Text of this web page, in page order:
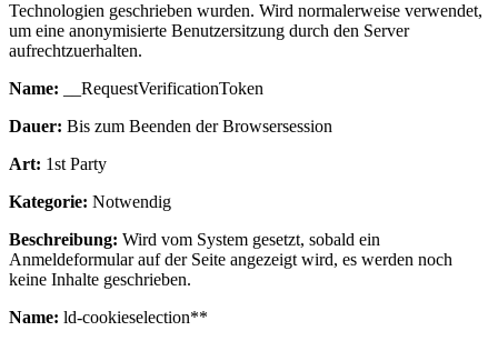
Technologien geschrieben wurden. Wird normalerweise verwendet,
um eine anonymisierte Benutzersitzung durch den Server
aufrechtzuerhalten.
Name: __RequestVerificationToken
Dauer: Bis zum Beenden der Browsersession
Art: 1st Party
Kategorie: Notwendig
Beschreibung: Wird vom System gesetzt, sobald ein
Anmeldeformular auf der Seite angezeigt wird, es werden noch
keine Inhalte geschrieben.
Name: ld-cookieselection**